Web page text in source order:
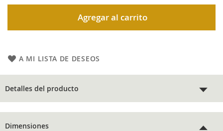
Agregar al carrito
A MI LISTA DE DESEOS
Detalles del producto
Dimensiones